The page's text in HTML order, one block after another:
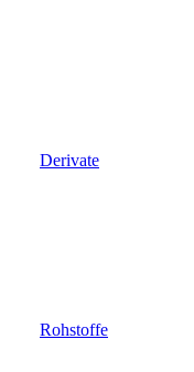
Derivate
Rohstoffe